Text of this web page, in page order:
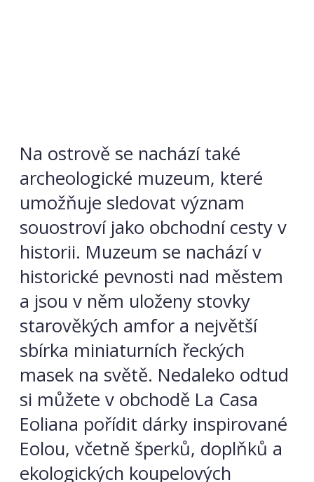
Na ostrově se nachází také
archeologické muzeum, které
umožňuje sledovat význam
souostroví jako obchodní cesty v
historii. Muzeum se nachází v
historické pevnosti nad městem
a jsou v něm uloženy stovky
starověkých amfor a největší
sbírka miniaturních řeckých
masek na světě. Nedaleko odtud
si můžete v obchodě La Casa
Eoliana pořídit dárky inspirované
Eolou, včetně šperků, doplňků a
ekologických koupelových